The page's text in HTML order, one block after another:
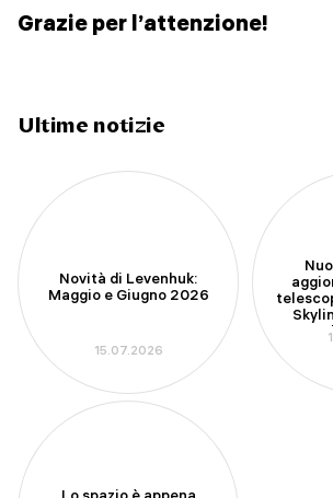
Grazie per l’attenzione!
Ultime notizie
Novità di Levenhuk:
Maggio e Giugno 2026
15.07.2026